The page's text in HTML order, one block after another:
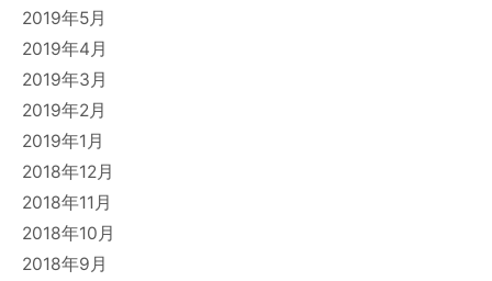
2019年5月
2019年4月
2019年3月
2019年2月
2019年1月
2018年12月
2018年11月
2018年10月
2018年9月